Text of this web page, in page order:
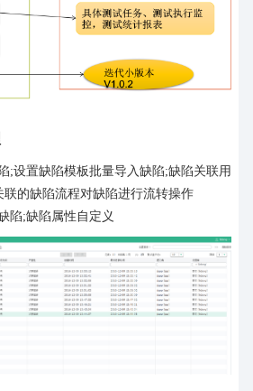
;设置缺陷模板批量导入缺陷;缺陷关联用
的缺陷流程对缺陷进行流转操作
陷;缺陷属性自定义